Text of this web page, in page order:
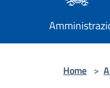
Home >